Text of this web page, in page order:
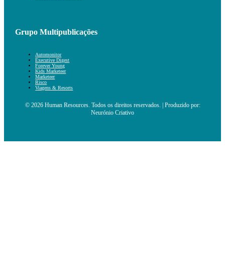
Grupo Multipublicações
Automonitor
Executive Digest
Forever Young
Kids Marketeer
Marketeer
Risco
Viagens & Resorts
© 2026 Human Resources. Todos os direitos reservados. | Produzido por:
Neurónio Criativo